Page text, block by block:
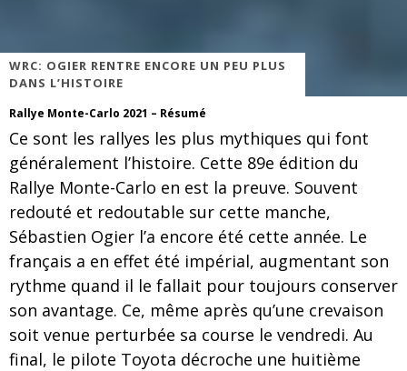
WRC: OGIER RENTRE ENCORE UN PEU PLUS
DANS L’HISTOIRE
Rallye Monte-Carlo 2021 – Résumé
Ce sont les rallyes les plus mythiques qui font
généralement l’histoire. Cette 89e édition du
Rallye Monte-Carlo en est la preuve. Souvent
redouté et redoutable sur cette manche,
Sébastien Ogier l’a encore été cette année. Le
français a en effet été impérial, augmentant son
rythme quand il le fallait pour toujours conserver
son avantage. Ce, même après qu’une crevaison
soit venue perturbée sa course le vendredi. Au
final, le pilote Toyota décroche une huitième